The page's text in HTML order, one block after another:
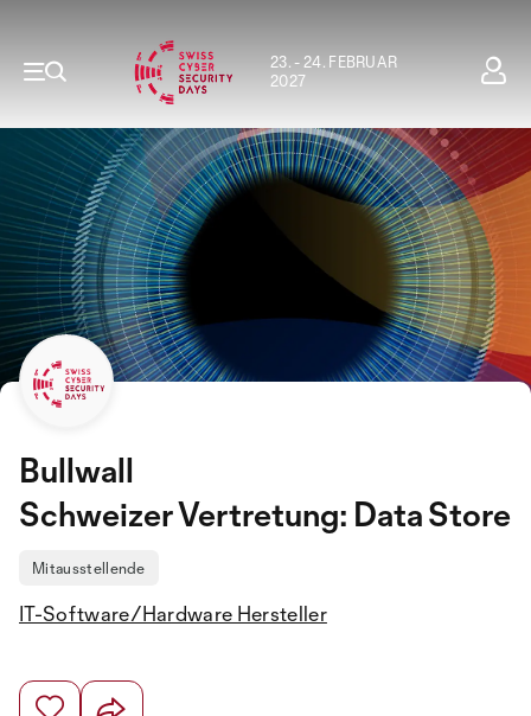
23. - 24. FEBRUAR
2027
Bullwall
Schweizer Vertretung: Data Store
Mitausstellende
IT-Software/Hardware Hersteller